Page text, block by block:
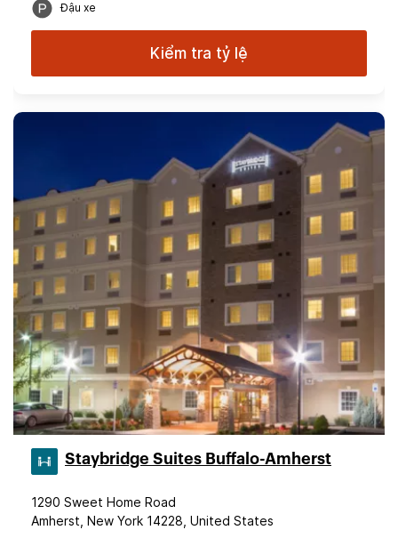
Đậu xe
Kiểm tra tỷ lệ
Staybridge Suites Buffalo-Amherst
1290 Sweet Home Road
Amherst, New York 14228, United States